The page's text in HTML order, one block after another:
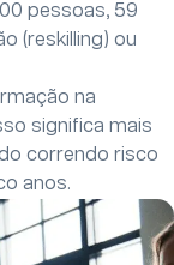
pessoas, 59
(reskilling) ou
na
significa mais
correndo risco
anos.